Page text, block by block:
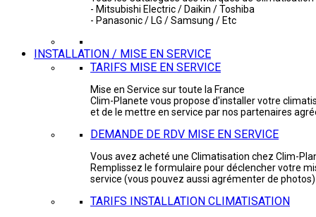
- Mitsubishi Electric / Daikin / Toshiba
- Panasonic / LG / Samsung / Etc
INSTALLATION / MISE EN SERVICE
TARIFS MISE EN SERVICE
Mise en Service sur toute la France
Clim-Planete vous propose d'installer votre
et de le mettre en service par nos partenaires
DEMANDE DE RDV MISE EN SERVICE
Vous avez acheté une Climatisation chez Clim-
Remplissez le formulaire pour déclencher votre
service (vous pouvez aussi agrémenter de photos)
TARIFS INSTALLATION CLIMATISATION